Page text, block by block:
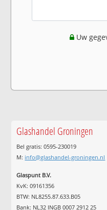
Uw
Glashandel Groningen
Bel gratis: 0595-230019
M: info@glashandel-groningen.nl
Glaspunt B.V.
KvK: 09161356
BTW: NL8255.87.633.B05
Bank: NL32 INGB 0007 2912 25